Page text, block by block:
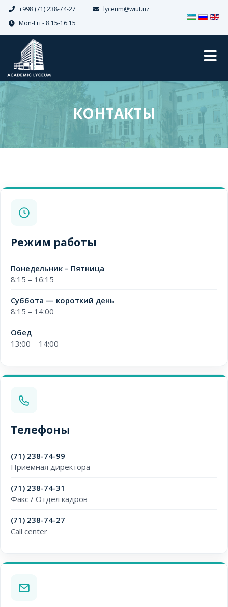
+998 (71) 238-74-27
lyceum@wiut.uz
Mon-Fri - 8:15-16:15
КОНТАКТЫ
Режим работы
Понедельник – Пятница
8:15 – 16:15
Суббота — короткий день
8:15 – 14:00
Обед
13:00 – 14:00
Телефоны
(71) 238-74-99
Приёмная директора
(71) 238-74-31
Факс / Отдел кадров
(71) 238-74-27
Call center